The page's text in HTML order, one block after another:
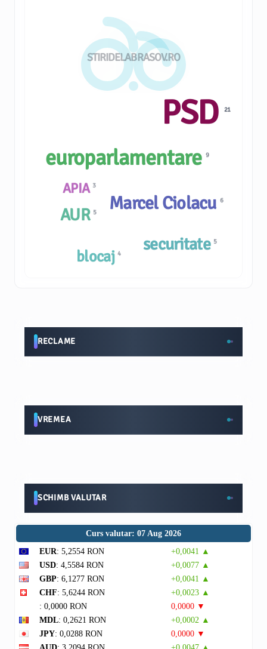
STIRIDELABRASOV.RO
APIA 3
europarlamentare 9
AUR 5
blocaj4 securitate 5
PSD21
Marcel Ciolacu 6
RECLAME
VREMEA
SCHIMB VALUTAR
Curs valutar: 07 Aug 2026
EUR: 5,2554 RON
+0,0041 ▲
USD: 4,5584 RON
+0,0077 ▲
GBP: 6,1277 RON
+0,0041 ▲
CHF: 5,6244 RON
+0,0023 ▲
: 0,0000 RON
0,0000 ▼
MDL: 0,2621 RON
+0,0002 ▲
JPY: 0,0288 RON
0,0000 ▼